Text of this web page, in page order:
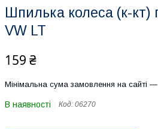
Шпилька колеса (к-кт)
VW LT
159 ₴
Мінімальна сума замовлення на сайті
В наявності Код: 06270